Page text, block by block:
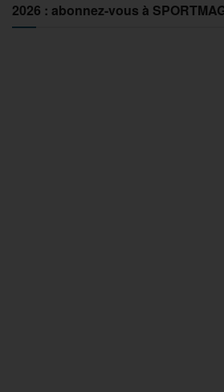
2026 : abonnez-vous à